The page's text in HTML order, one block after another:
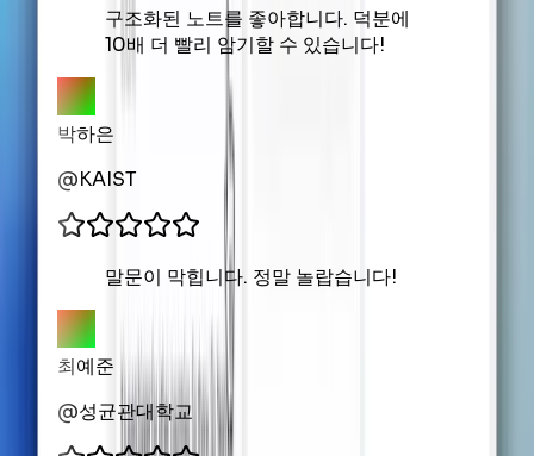
구조화된 노트를 좋아합니다. 덕분에
10배 더 빨리 암기할 수 있습니다!
박하은
@KAIST
말문이 막힙니다. 정말 놀랍습니다!
최예준
@성균관대학교